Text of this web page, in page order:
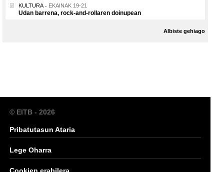
KULTURA EKAINAK 19-21
Udan barrena, rock-and-rollaren doinupean
Albiste gehiago
© EITB - 2026
Pribatutasun Ataria
Lege Oharra